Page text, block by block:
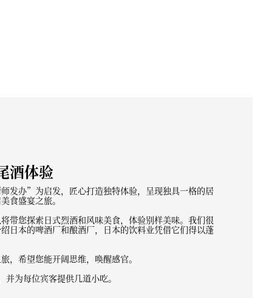
酒体验
发办”为启发，匠心打造独特体验，呈现独具一格的居
食盛宴之旅。
带您探索日式烈酒和风味美食，体验别样美味。我们很
日本的啤酒厂和酿酒厂，日本的饮料业凭借它们得以蓬
，希望您能开阔思维，唤醒感官。
为每位宾客提供几道小吃。